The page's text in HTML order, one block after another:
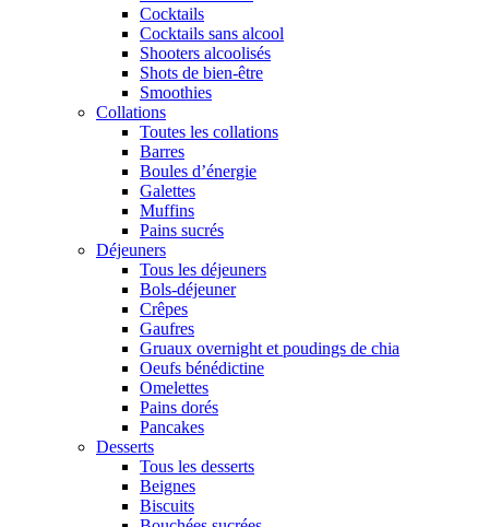
Cocktails
Cocktails sans alcool
Shooters alcoolisés
Shots de bien-être
Smoothies
Collations
Toutes les collations
Barres
Boules d’énergie
Galettes
Muffins
Pains sucrés
Déjeuners
Tous les déjeuners
Bols-déjeuner
Crêpes
Gaufres
Gruaux overnight et poudings de chia
Oeufs bénédictine
Omelettes
Pains dorés
Pancakes
Desserts
Tous les desserts
Beignes
Biscuits